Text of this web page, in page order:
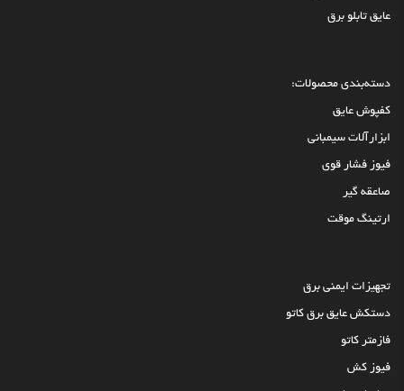
عایق تابلو برق
دسته‌بندی محصولات:
کفپوش عایق
ابزارآلات سیمبانی
فیوز فشار قوی
صاعقه گیر
ارتینگ موقت
تجهیزات ایمنی برق
دستکش عایق برق کاتو
فازمتر کاتو
فیوز کش